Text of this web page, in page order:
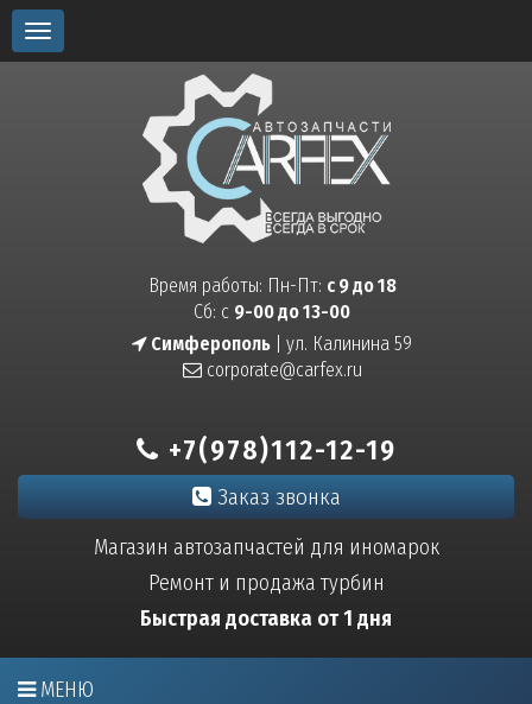
Toggle
navigation
Время работы: Пн-Пт: с 9 до 18
Сб: с 9-00 до 13-00
Симферополь | ул. Калинина 59
corporate@carfex.ru
+7(978)112-12-19
Заказ звонка
Магазин автозапчастей для иномарок
Ремонт и продажа турбин
Быстрая доставка от 1 дня
МЕНЮ